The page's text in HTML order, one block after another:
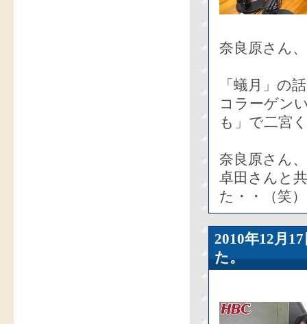
奈良原さん
「蟻月」の
コラーゲン
も」で二宮
奈良原さん
卓田さんと
た・・（笑
2010年12
た。